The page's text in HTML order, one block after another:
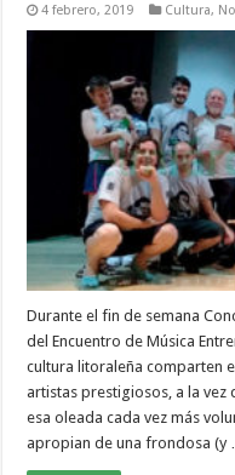
4 febrero, 2019 Cultura,
Durante el fin de semana
del Encuentro de Música
cultura litoraleña comparten
artistas prestigiosos, a la vez
esa oleada cada vez más
apropian de una frondosa (y